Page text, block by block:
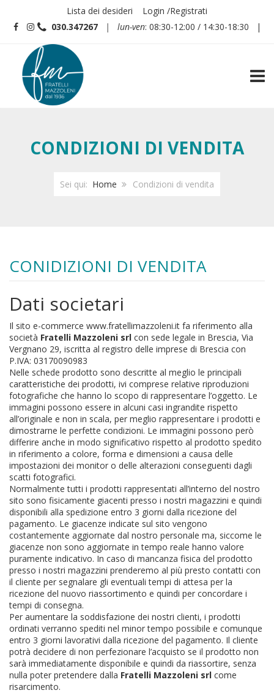
Lista dei desideri
Login /Registrati
030.347267
| lun-ven: 08:30-12:00 / 14:30-18:30 |
CONDIZIONI DI VENDITA
Sei qui: Home Condizioni di vendita
CONIDIZIONI DI VENDITA
Dati societari
Il sito e-commerce www.fratellimazzoleni.it fa riferimento alla
società Fratelli Mazzoleni srl con sede legale in Brescia, Via
Vergnano 29, iscritta al registro delle imprese di Brescia con
P.IVA: 03170090983
Nelle schede prodotto sono descritte al meglio le principali
caratteristiche dei prodotti, ivi comprese relative riproduzioni
fotografiche che hanno lo scopo di rappresentare l’oggetto. Le
immagini possono essere in alcuni casi ingrandite rispetto
all’originale e non in scala, per meglio rappresentare i prodotti e
dimostrarne le perfette condizioni. Le immagini possono però
differire anche in modo significativo rispetto al prodotto spedito
in riferimento a colore, forma e dimensioni a causa delle
impostazioni dei monitor o delle alterazioni conseguenti dagli
scatti fotografici.
Normalmente tutti i prodotti rappresentati all’interno del nostro
sito sono fisicamente giacenti presso i nostri magazzini e quindi
disponibili alla spedizione entro 3 giorni dalla ricezione del
pagamento. Le giacenze indicate sul sito vengono
costantemente aggiornate dal nostro personale ma, siccome le
giacenze non sono aggiornate in tempo reale hanno valore
puramente indicativo. In caso di mancanza fisica del prodotto
presso i nostri magazzini prenderemo al più presto contatti con
il cliente per segnalare gli eventuali tempi di attesa per la
ricezione del nuovo riassortimento e quindi per concordare i
tempi di consegna.
Per aumentare la soddisfazione dei nostri clienti, i prodotti
ordinati verranno spediti nel minor tempo possibile e comunque
entro 3 giorni lavorativi dalla ricezione del pagamento. Il cliente
potrà decidere di non perfezionare l’acquisto se il prodotto non
sarà immediatamente disponibile e quindi da riassortire, senza
nulla poter pretendere dalla Fratelli Mazzoleni srl come
risarcimento.